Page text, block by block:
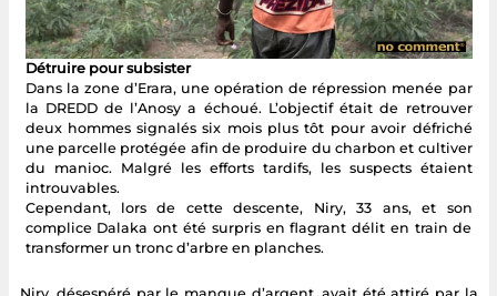
Détruire pour subsister
Dans la zone d’Erara, une opération de répression menée par
la DREDD de l’Anosy a échoué. L’objectif était de retrouver
deux hommes signalés six mois plus tôt pour avoir défriché
une parcelle protégée afin de produire du charbon et cultiver
du manioc. Malgré les efforts tardifs, les suspects étaient
introuvables.
Cependant, lors de cette descente, Niry, 33 ans, et son
complice Dalaka ont été surpris en flagrant délit en train de
transformer un tronc d’arbre en planches.